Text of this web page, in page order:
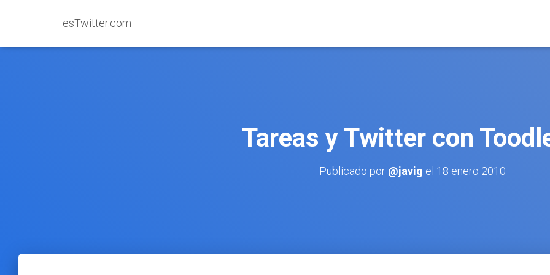
esTwitter.com
Tareas y Twitter con
Publicado por @javig el 18 enero 2010